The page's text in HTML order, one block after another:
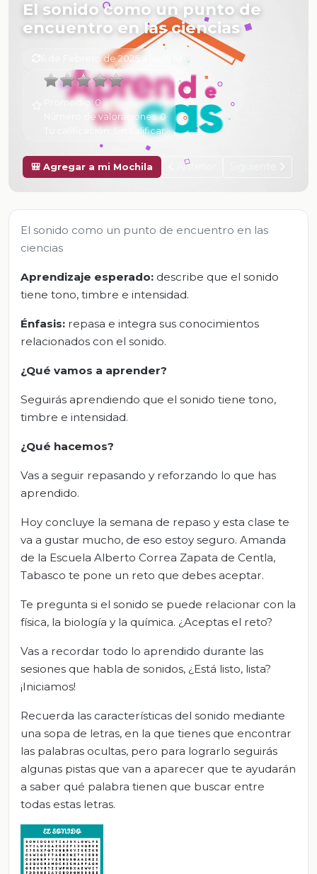
El sonido como un punto de
encuentro en las ciencias
6 de Febrero de 2025 a las 15:18
Promedio:0
Número de valoraciones:0
Tu calificación: Sin calificar
🎒 Agregar a mi Mochila Anterior
El sonido como un punto de encuentro en las
ciencias
Aprendizaje esperado: describe que el sonido
tiene tono, timbre e intensidad.
Énfasis: repasa e integra sus conocimientos
relacionados con el sonido.
¿Qué vamos a aprender?
Seguirás aprendiendo que el sonido tiene tono,
timbre e intensidad.
¿Qué hacemos?
Vas a seguir repasando y reforzando lo que has
aprendido.
Hoy concluye la semana de repaso y esta clase te
va a gustar mucho, de eso estoy seguro. Amanda
de la Escuela Alberto Correa Zapata de Centla,
Tabasco te pone un reto que debes aceptar.
Te pregunta si el sonido se puede relacionar con la
física, la biología y la química. ¿Aceptas el reto?
Vas a recordar todo lo aprendido durante las
sesiones que habla de sonidos, ¿Está listo, lista?
¡Iniciamos!
Recuerda las características del sonido mediante
una sopa de letras, en la que tienes que encontrar
las palabras ocultas, pero para lograrlo seguirás
algunas pistas que van a aparecer que te ayudarán
a saber qué palabra tienen que buscar entre
todas estas letras.